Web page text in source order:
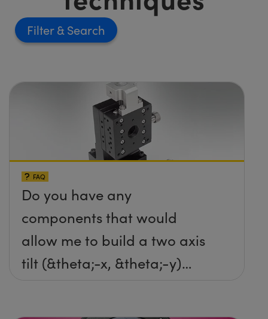
Filter
FAQ
Do you have any
components that would
allow me to build a two axis
tilt (&theta;-x, &theta;-y)